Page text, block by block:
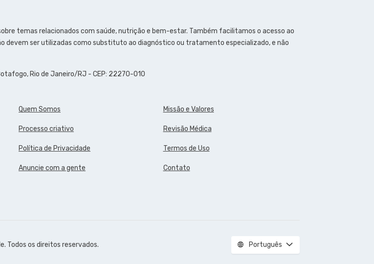
temas relacionados com saúde, nutrição e bem-estar. Também facilitamos o acesso ao
devem ser utilizadas como substituto ao diagnóstico ou tratamento especializado, e não
Rio de Janeiro/RJ - CEP: 22270-010
Quem Somos Missão e Valores
Processo criativo Revisão Médica
Política de Privacidade Termos de Uso
Anuncie com a gente Contato
Todos os direitos reservados. Português